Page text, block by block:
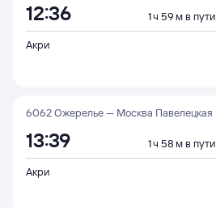
12:36 1 ч 59 м в пути
Акри
6062 Ожерелье — Москва Павелецкая
13:39 1 ч 58 м в пути
Акри